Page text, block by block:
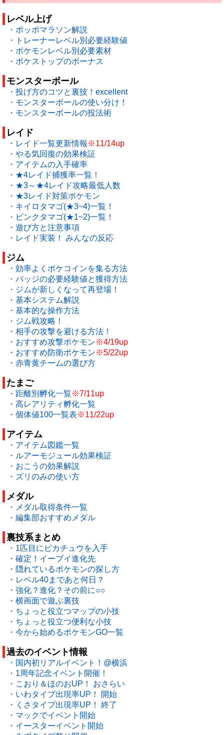
レベル上げ
・ポッポマラソン解説
・トレーナーレベル別必要経験値
・ポケモンレベル別必要素材
・ポケストップのボーナス
モンスターボール
・投げ方のコツと裏技！excellent
・モンスターボールの使い分け！
・モンスターボールの投法術
レイド
・レイド一覧更新情報 ※11/14up
・やる気回復の効果検証
・アイテムの入手確率
・★4レイド捕獲率一覧！
・★3～★4レイド攻略最低人数
・★3レイド対策ポケモン
・キイロタマゴ(★3~4)一覧！
・ピンクタマゴ(★1~2)一覧！
・遊び方と注意事項
・レイド実装！ みんなの反応
ジム
・効率よくポケコインを集る方法
・バッジの必要経験値と獲得方法
・ジムが新しくなって再登場！
・基本システム解説
・基本的な操作方法
・ジム戦攻略！
・相手の攻撃を避ける方法！
・おすすめ攻撃ポケモン※4/19up
・おすすめ防衛ポケモン※5/22up
・赤青黄チームの選び方
たまご
・距離別孵化一覧※7/11up
・高レアリティ孵化一覧
・個体値100一覧表※11/22up
アイテム
・アイテム図鑑一覧
・ルアーモジュール効果検証
・おこうの効果解説
・ズリのみの使い方
メダル
・メダル取得条件一覧
・編集部おすすめメダル
裏技系まとめ
・1匹目にピカチュウを入手
・確定！イーブイ進化先
・隠れているポケモンの探し方
・レベル40まであと何日？
・強化？進化？その前に○○
・横画面で遊ぶ裏技
・ちょっと役立つマップの小技
・ちょっと役立つ便利な小技
・今から始めるポケモンGO一覧
過去のイベント情報
・国内初リアルイベント！@横浜
・1周年記念イベント開催！
・こおり＆ほのおUP！ おさらい
・いわタイプ出現率UP！ 開始
・くさタイプ出現率UP！ 終了
・マックでイベント開始
・イースターイベント開始